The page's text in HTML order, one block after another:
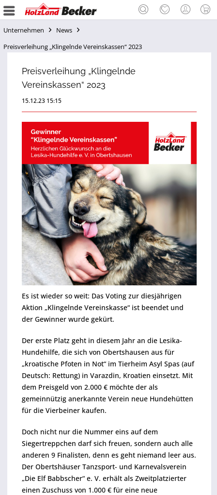
Unternehmen
News
Preisverleihung „Klingelnde Vereinskassen“ 2023
Preisverleihung „Klingelnde
Vereinskassen“ 2023
15.12.23 15:15
Es ist wieder so weit: Das Voting zur diesjährigen
Aktion „Klingelnde Vereinskasse“ ist beendet und
der Gewinner wurde gekürt.
Der erste Platz geht in diesem Jahr an die Lesika-
Hundehilfe, die sich von Obertshausen aus für
„kroatische Pfoten in Not“ im Tierheim Asyl Spas (auf
Deutsch: Rettung) in Varazdin, Kroatien einsetzt. Mit
dem Preisgeld von 2.000 € möchte der als
gemeinnützig anerkannte Verein neue Hundehütten
für die Vierbeiner kaufen.
Doch nicht nur die Nummer eins auf dem
Siegertreppchen darf sich freuen, sondern auch alle
anderen 9 Finalisten, denn es geht niemand leer aus.
Der Obertshäuser Tanzsport- und Karnevalsverein
„Die Elf Babbscher“ e. V. erhält als Zweitplatzierter
einen Zuschuss von 1.000 € für eine neue